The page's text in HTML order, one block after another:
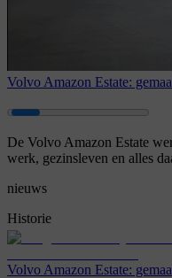
Volvo Amazon Estate:
De Volvo Amazon Estate
werk, gezinsleven en alles
nieuws
Historie
Volvo Amazon Estate: